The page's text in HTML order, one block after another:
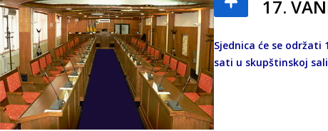
17.
Sjednica će se održati
sati u skupštinskoj